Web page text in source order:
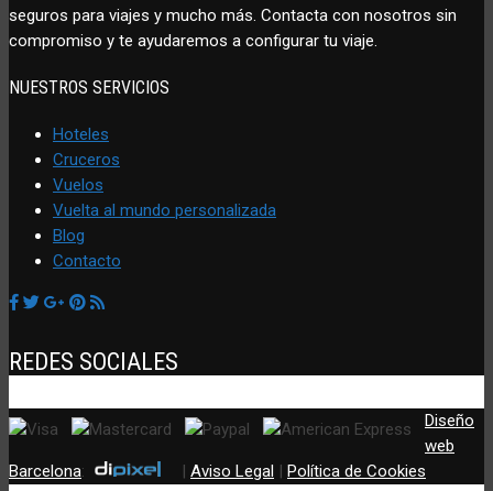
seguros para viajes y mucho más. Contacta con nosotros sin
compromiso y te ayudaremos a configurar tu viaje.
NUESTROS SERVICIOS
Hoteles
Cruceros
Vuelos
Vuelta al mundo personalizada
Blog
Contacto
REDES SOCIALES
Diseño
web
Barcelona: | Aviso Legal | Política de Cookies